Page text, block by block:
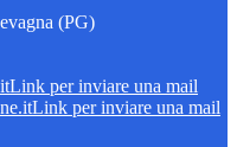
(PG)
Link per inviare una mail
Link per inviare una mail